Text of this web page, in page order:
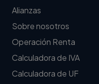
Alianzas
Sobre nosotros
Operación Renta
Calculadora de IVA
Calculadora de UF